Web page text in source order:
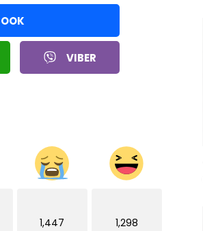
VIBER
1,447 1,298